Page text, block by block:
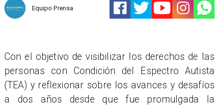
Equipo Prensa
Con el objetivo de visibilizar los derechos de las
personas con Condición del Espectro Autista
(TEA) y reflexionar sobre los avances y desafíos
a dos años desde que fue promulgada la